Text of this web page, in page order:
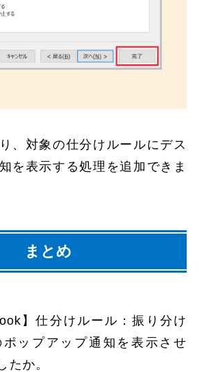
、対象の仕分けルールにデス
を表示する処理を追加できま
まとめ
】仕分けルール：振り分け
ップアップ通知を表示させ
たか。